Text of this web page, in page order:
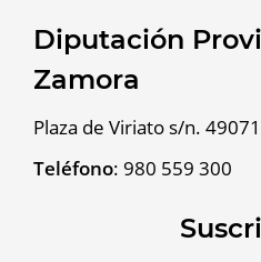
Diputación
Zamora
Plaza de Viriato s/n.
Teléfono: 980 559 300